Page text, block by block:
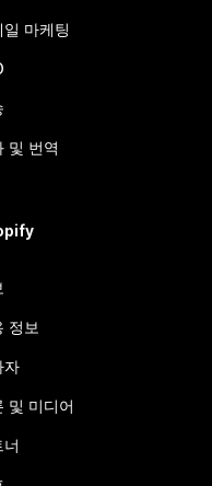
일 마케팅
및 번역
정보
자
및 미디어